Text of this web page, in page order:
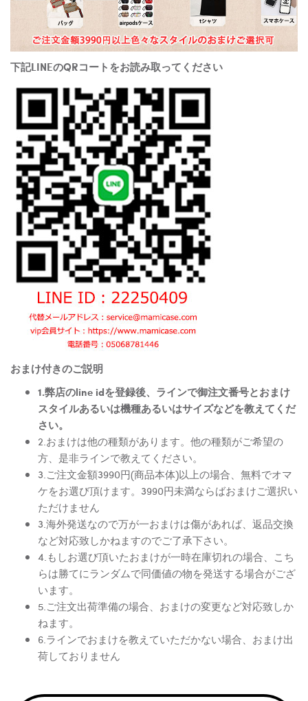
下記LINEのQRコートをお読み取ってください
おまけ付きのご説明
1.弊店のline idを登録後、ラインで御注文番号とおまけ
スタイルあるいは機種あるいはサイズなどを教えてくだ
さい。
2.おまけは他の種類があります。他の種類がご希望の
方、是非ラインで教えてください。
3.ご注文金額3990円(商品本体)以上の場合、無料でオマ
ケをお選び頂けます。3990円未満ならばおまけご選択い
ただけません
3.海外発送なので万が一おまけは傷があれば、返品交換
など対応致しかねますのでご了承下さい。
4.もしお選び頂いたおまけが一時在庫切れの場合、こち
らは勝てにランダムで同価値の物を発送する場合がござ
います。
5.ご注文出荷準備の場合、おまけの変更など対応致しか
ねます。
6.ラインでおまけを教えていただかない場合、おまけ出
荷しておりません